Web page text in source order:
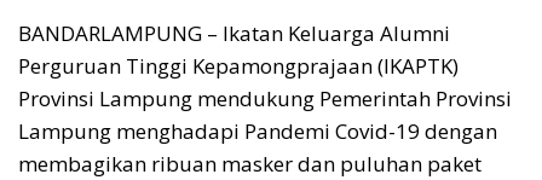
BANDARLAMPUNG – Ikatan Keluarga Alumni
Perguruan Tinggi Kepamongprajaan (IKAPTK)
Provinsi Lampung mendukung Pemerintah Provinsi
Lampung menghadapi Pandemi Covid-19 dengan
membagikan ribuan masker dan puluhan paket